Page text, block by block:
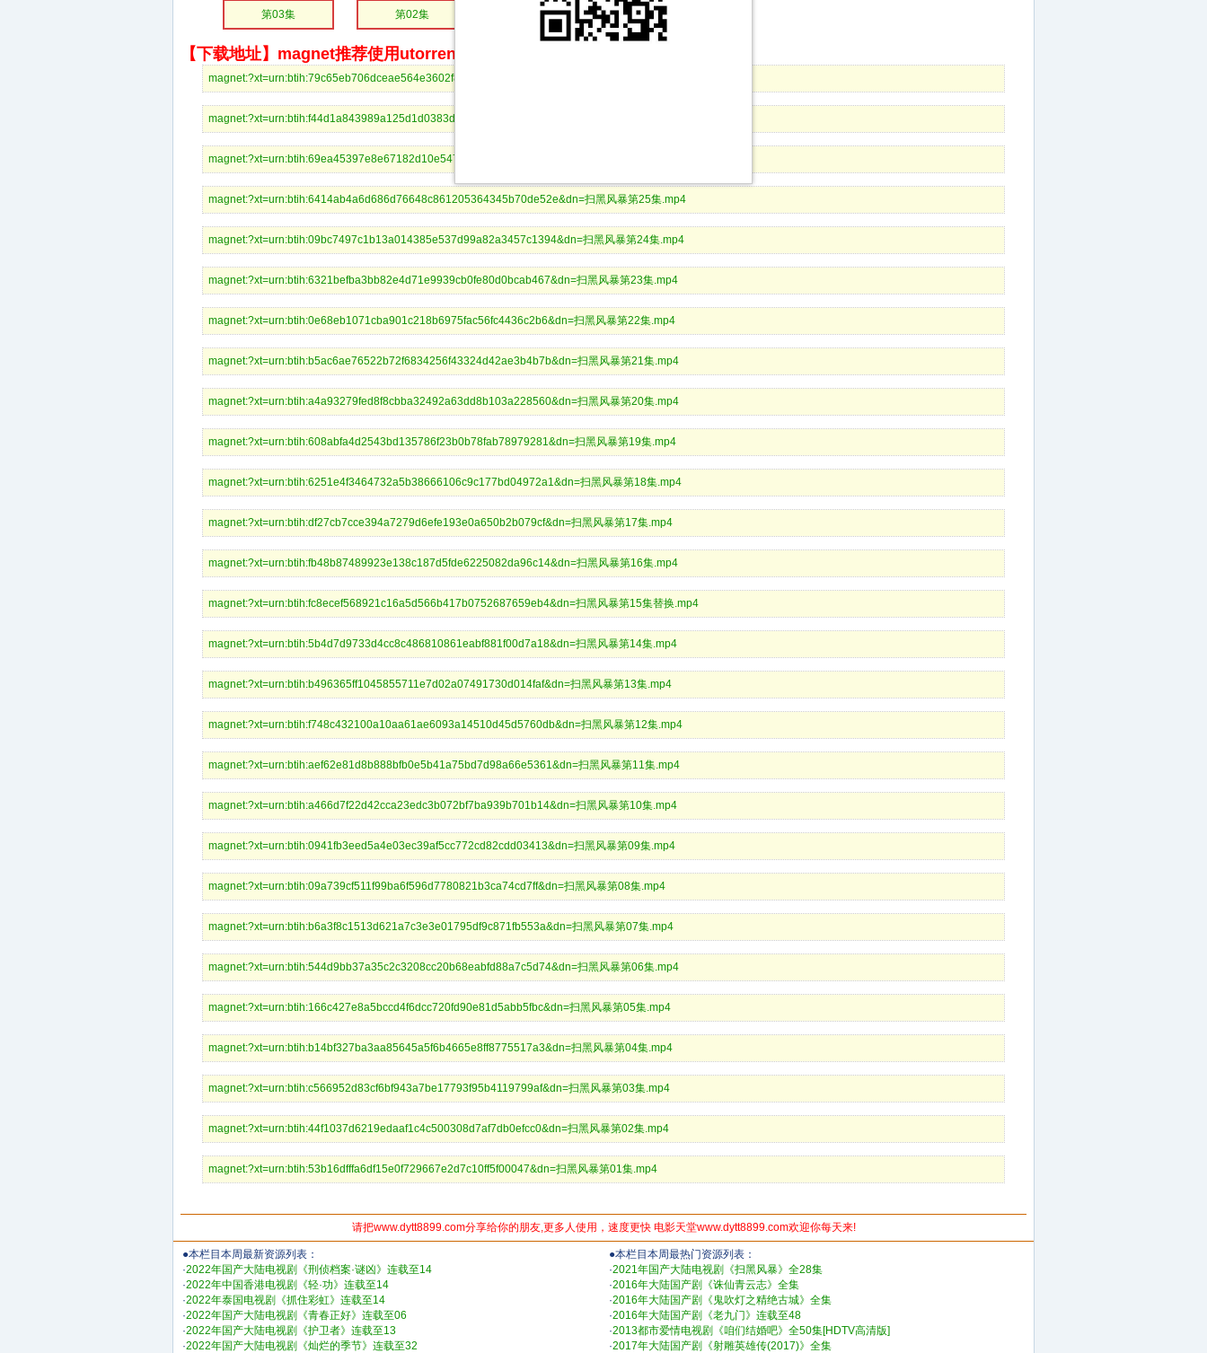
第03集 第02集 第01集
【下载地址】magnet推荐使用utorrent、BitComet等bt客户端下载
magnet:?xt=urn:btih:79c65eb706dceae564e3602f80424bd5bb444653&dn=扫黑风暴第28集.mp4
magnet:?xt=urn:btih:f44d1a843989a125d1d0383dfc19be21a0063ff1&dn=扫黑风暴第27集.mp4
magnet:?xt=urn:btih:69ea45397e8e67182d10e547d8e6eabf2ad3c9f1&dn=扫黑风暴第26集.mp4
magnet:?xt=urn:btih:6414ab4a6d686d76648c861205364345b70de52e&dn=扫黑风暴第25集.mp4
magnet:?xt=urn:btih:09bc7497c1b13a014385e537d99a82a3457c1394&dn=扫黑风暴第24集.mp4
magnet:?xt=urn:btih:6321befba3bb82e4d71e9939cb0fe80d0bcab467&dn=扫黑风暴第23集.mp4
magnet:?xt=urn:btih:0e68eb1071cba901c218b6975fac56fc4436c2b6&dn=扫黑风暴第22集.mp4
magnet:?xt=urn:btih:b5ac6ae76522b72f6834256f43324d42ae3b4b7b&dn=扫黑风暴第21集.mp4
magnet:?xt=urn:btih:a4a93279fed8f8cbba32492a63dd8b103a228560&dn=扫黑风暴第20集.mp4
magnet:?xt=urn:btih:608abfa4d2543bd135786f23b0b78fab78979281&dn=扫黑风暴第19集.mp4
magnet:?xt=urn:btih:6251e4f3464732a5b38666106c9c177bd04972a1&dn=扫黑风暴第18集.mp4
magnet:?xt=urn:btih:df27cb7cce394a7279d6efe193e0a650b2b079cf&dn=扫黑风暴第17集.mp4
magnet:?xt=urn:btih:fb48b87489923e138c187d5fde6225082da96c14&dn=扫黑风暴第16集.mp4
magnet:?xt=urn:btih:fc8ecef568921c16a5d566b417b0752687659eb4&dn=扫黑风暴第15集替换.mp4
magnet:?xt=urn:btih:5b4d7d9733d4cc8c486810861eabf881f00d7a18&dn=扫黑风暴第14集.mp4
magnet:?xt=urn:btih:b496365ff1045855711e7d02a07491730d014faf&dn=扫黑风暴第13集.mp4
magnet:?xt=urn:btih:f748c432100a10aa61ae6093a14510d45d5760db&dn=扫黑风暴第12集.mp4
magnet:?xt=urn:btih:aef62e81d8b888bfb0e5b41a75bd7d98a66e5361&dn=扫黑风暴第11集.mp4
magnet:?xt=urn:btih:a466d7f22d42cca23edc3b072bf7ba939b701b14&dn=扫黑风暴第10集.mp4
magnet:?xt=urn:btih:0941fb3eed5a4e03ec39af5cc772cd82cdd03413&dn=扫黑风暴第09集.mp4
magnet:?xt=urn:btih:09a739cf511f99ba6f596d7780821b3ca74cd7ff&dn=扫黑风暴第08集.mp4
magnet:?xt=urn:btih:b6a3f8c1513d621a7c3e3e01795df9c871fb553a&dn=扫黑风暴第07集.mp4
magnet:?xt=urn:btih:544d9bb37a35c2c3208cc20b68eabfd88a7c5d74&dn=扫黑风暴第06集.mp4
magnet:?xt=urn:btih:166c427e8a5bccd4f6dcc720fd90e81d5abb5fbc&dn=扫黑风暴第05集.mp4
magnet:?xt=urn:btih:b14bf327ba3aa85645a5f6b4665e8ff8775517a3&dn=扫黑风暴第04集.mp4
magnet:?xt=urn:btih:c566952d83cf6bf943a7be17793f95b4119799af&dn=扫黑风暴第03集.mp4
magnet:?xt=urn:btih:44f1037d6219edaaf1c4c500308d7af7db0efcc0&dn=扫黑风暴第02集.mp4
magnet:?xt=urn:btih:53b16dfffa6df15e0f729667e2d7c10ff5f00047&dn=扫黑风暴第01集.mp4
请把www.dytt8899.com分享给你的朋友,更多人使用，速度更快 电影天堂www.dytt8899.com欢迎你每天来!
●本栏目本周最新资源列表：
·2022年国产大陆电视剧《刑侦档案·谜凶》连载至14
·2022年中国香港电视剧《轻·功》连载至14
·2022年泰国电视剧《抓住彩虹》连载至14
·2022年国产大陆电视剧《青春正好》连载至06
·2022年国产大陆电视剧《护卫者》连载至13
·2022年国产大陆电视剧《灿烂的季节》连载至32
●本栏目本周最热门资源列表：
·2021年国产大陆电视剧《扫黑风暴》全28集
·2016年大陆国产剧《诛仙青云志》全集
·2016年大陆国产剧《鬼吹灯之精绝古城》全集
·2016年大陆国产剧《老九门》连载至48
·2013都市爱情电视剧《咱们结婚吧》全50集[HDTV高清版]
·2017年大陆国产剧《射雕英雄传(2017)》全集